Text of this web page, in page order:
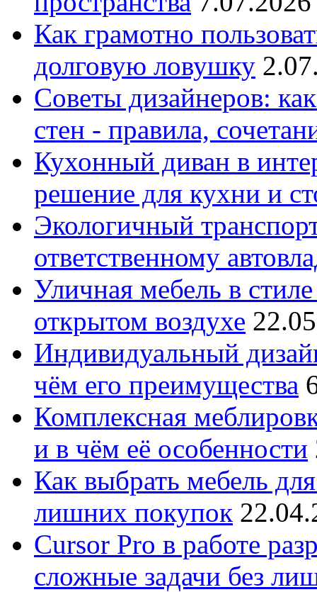
Как грамотно
долговую ловушку
Советы дизайнеров:
стен - правила,
Кухонный диван в
решение для кухни и
Экологичный
ответственному
Уличная мебель в
открытом воздухе
Индивидуальный
чём его преимущества
Комплексная
и в чём её особенности
Как выбрать мебель
лишних покупок
Cursor Pro в работе
сложные задачи без